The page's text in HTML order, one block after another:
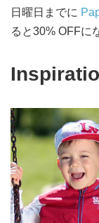
日曜日までに
ると30% OFFに